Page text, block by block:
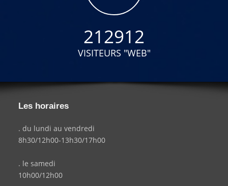
212912
VISITEURS "WEB"
Les horaires
. du lundi au vendredi
8h30/12h00-13h30/17h00
. le samedi
10h00/12h00